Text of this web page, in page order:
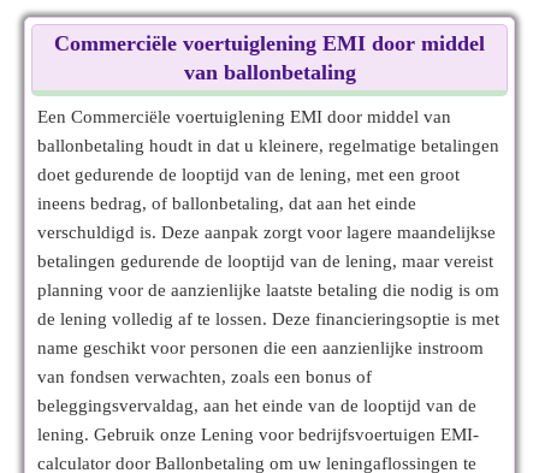
Commerciële voertuiglening EMI door middel
van ballonbetaling
Een Commerciële voertuiglening EMI door middel van
ballonbetaling houdt in dat u kleinere, regelmatige betalingen
doet gedurende de looptijd van de lening, met een groot
ineens bedrag, of ballonbetaling, dat aan het einde
verschuldigd is. Deze aanpak zorgt voor lagere maandelijkse
betalingen gedurende de looptijd van de lening, maar vereist
planning voor de aanzienlijke laatste betaling die nodig is om
de lening volledig af te lossen. Deze financieringsoptie is met
name geschikt voor personen die een aanzienlijke instroom
van fondsen verwachten, zoals een bonus of
beleggingsvervaldag, aan het einde van de looptijd van de
lening. Gebruik onze Lening voor bedrijfsvoertuigen EMI-
calculator door Ballonbetaling om uw leningaflossingen te